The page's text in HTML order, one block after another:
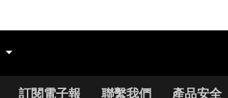
訂閱電子報 聯繫我們 產品安全